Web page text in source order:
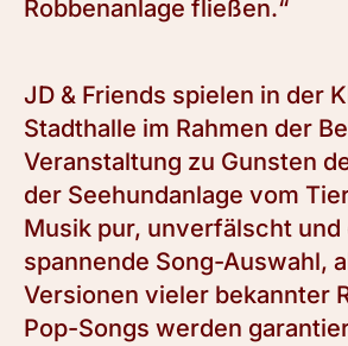
Robbenanlage fließen.“
JD & Friends spielen in der
Stadthalle im Rahmen der
Veranstaltung zu Gunsten
der Seehundanlage vom
Musik pur, unverfälscht und
spannende Song-Auswahl,
Versionen vieler bekannter
Pop-Songs werden